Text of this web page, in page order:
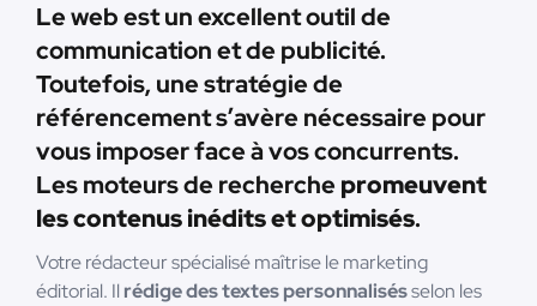
Le web est un excellent outil de
communication et de publicité.
Toutefois, une stratégie de
référencement s’avère nécessaire pour
vous imposer face à vos concurrents.
Les moteurs de recherche promeuvent
les contenus inédits et optimisés.
Votre rédacteur spécialisé maîtrise le marketing
éditorial. Ilrédige des textes personnalisésselon les